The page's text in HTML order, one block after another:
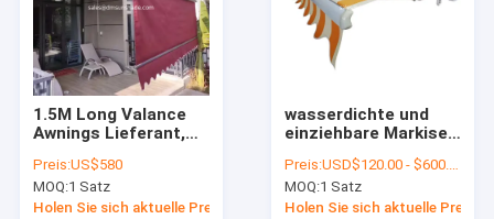
1.5M Long Valance
Awnings Lieferant,
Markise,
Regenmarkise,
Gartenmarkise
Preis:US$580
MOQ:1 Satz
Holen Sie sich aktuelle Preis
wasserdichte und
einziehbare Markisen
Überdachungen
Preis:USD$120.00 - $600.00
MOQ:1 Satz
Holen Sie sich aktuelle Preis